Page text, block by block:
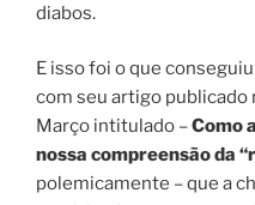
diabos.
E isso foi o que
com seu artigo publicado
Março intitulado –Como
nossa compreensão da
polemicamente – que a